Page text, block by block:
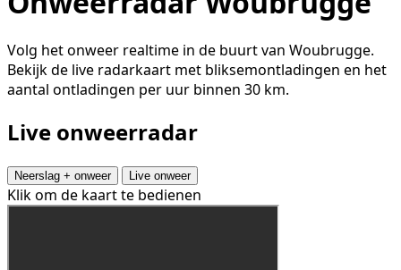
Volg het onweer realtime in de buurt van Woubrugge.
Bekijk de live radarkaart met bliksemontladingen en het
aantal ontladingen per uur binnen 30 km.
Live onweerradar
Neerslag + onweer Live onweer
Klik om de kaart te bedienen